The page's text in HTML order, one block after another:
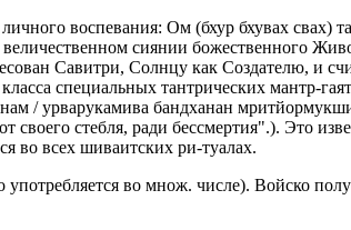
воспевания: Ом (бхур бхувах свах)
сиянии божественного
Савитри, Солнцу как Создателю, и
специальных тантрических мантр-
/ урварукамива бандханан
своего стебля, ради бессмертия".). Это
всех шиваитских ри-туалах.
во множ. числе). Войско